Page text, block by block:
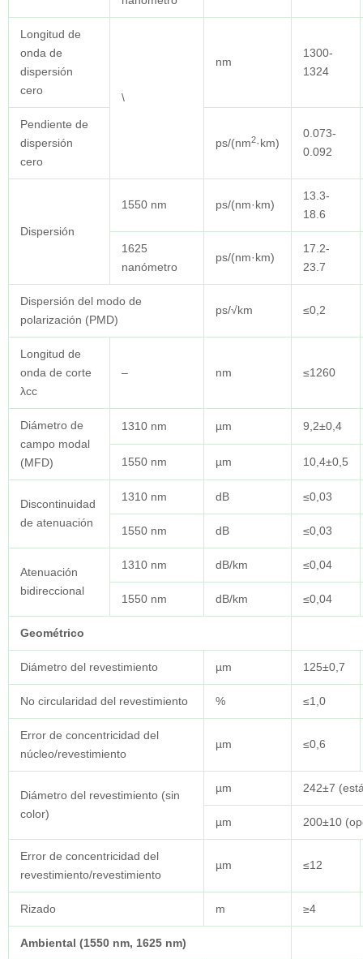
Longitud de
onda de
dispersión
cero
\
nm
1300-
1324
Pendiente de
dispersión
cero
ps/(nm2·km)
0.073-
0.092
Dispersión
1550 nm ps/(nm·km)
13.3-
18.6
1625
nanómetro
ps/(nm·km)
17.2-
23.7
Dispersión del modo de
polarización (PMD)
ps/√km ≤0,2
Longitud de
onda de corte
λcc
– nm ≤1260
Diámetro de
campo modal
(MFD)
1310 nm µm 9,2±0,4
1550 nm µm 10,4±0,5
Discontinuidad
de atenuación
1310 nm dB ≤0,03
1550 nm dB ≤0,03
Atenuación
bidireccional
1310 nm dB/km ≤0,04
1550 nm dB/km ≤0,04
Geométrico
Diámetro del revestimiento µm 125±0,7
No circularidad del revestimiento % ≤1,0
Error de concentricidad del
núcleo/revestimiento
µm ≤0,6
Diámetro del revestimiento (sin
color)
µm 242±7
µm 200±10
Error de concentricidad del
revestimiento/revestimiento
µm ≤12
Rizado m ≥4
Ambiental (1550 nm, 1625 nm)